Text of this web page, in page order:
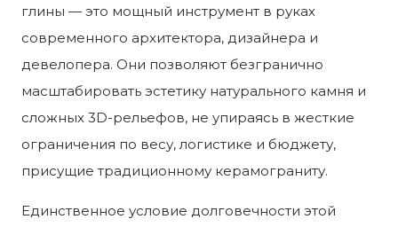
глины — это мощный инструмент в руках
современного архитектора, дизайнера и
девелопера. Они позволяют безгранично
масштабировать эстетику натурального камня и
сложных 3D-рельефов, не упираясь в жесткие
ограничения по весу, логистике и бюджету,
присущие традиционному керамограниту.
Единственное условие долговечности этой